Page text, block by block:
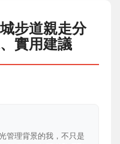
步道親走分
實用建議
管理背景的我，不只是